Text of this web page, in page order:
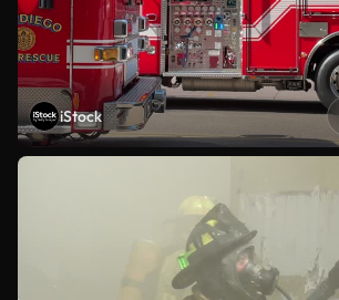
iStock